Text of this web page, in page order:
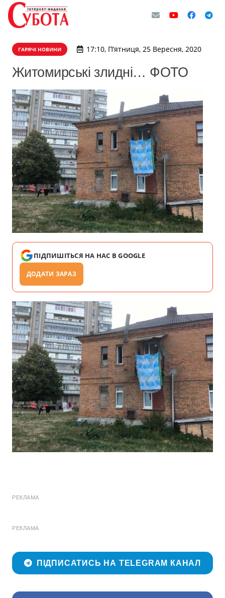
ГАРЯЧІ НОВИНИ 17:10, П’ятниця, 25 Вересня, 2020
Житомирські злидні… ФОТО
ПІДПИШІТЬСЯ НА НАС В GOOGLE
ДОДАТИ ЗАРАЗ
РЕКЛАМА
РЕКЛАМА
ПІДПИСАТИСЬ НА TELEGRAM КАНАЛ